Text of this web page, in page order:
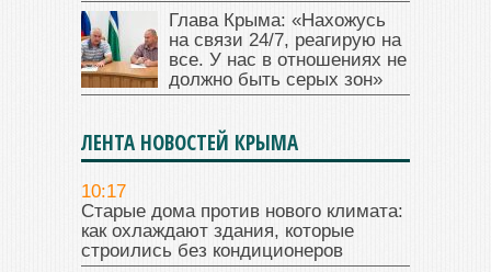
Глава Крыма: «Нахожусь
на связи 24/7, реагирую на
все. У нас в отношениях не
должно быть серых зон»
ЛЕНТА НОВОСТЕЙ КРЫМА
10:17
Старые дома против нового климата:
как охлаждают здания, которые
строились без кондиционеров